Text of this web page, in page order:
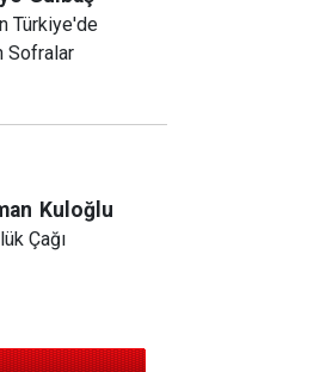
Türkiye'de
Sofralar
Kuloğlu
Çağı